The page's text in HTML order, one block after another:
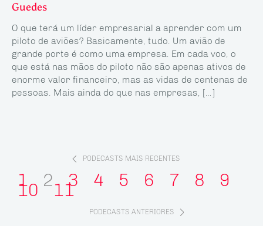
Guedes
O que terá um líder empresarial a aprender com um
piloto de aviões? Basicamente, tudo. Um avião de
grande porte é como uma empresa. Em cada voo, o
que está nas mãos do piloto não são apenas ativos de
enorme valor financeiro, mas as vidas de centenas de
pessoas. Mais ainda do que nas empresas, […]
PODECASTS MAIS RECENTES
1 2 3 4 5 6 7 8 9
10 11
PODECASTS ANTERIORES